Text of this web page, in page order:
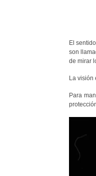
El
son
de mirar
La visión
Para